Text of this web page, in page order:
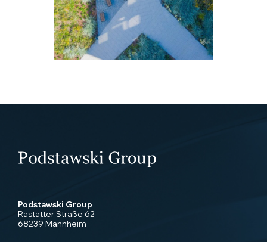
Podstawski Group
Rastatter Straße 62
68239 Mannheim